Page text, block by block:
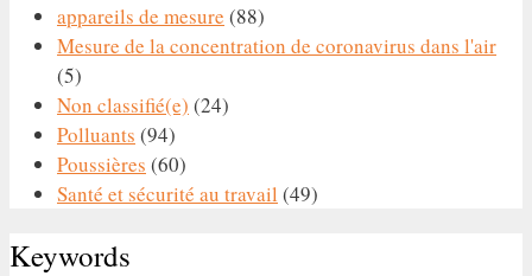
appareils de mesure (88)
Mesure de la concentration de coronavirus dans l'air
(5)
Non classifié(e) (24)
Polluants (94)
Poussières (60)
Santé et sécurité au travail (49)
Keywords